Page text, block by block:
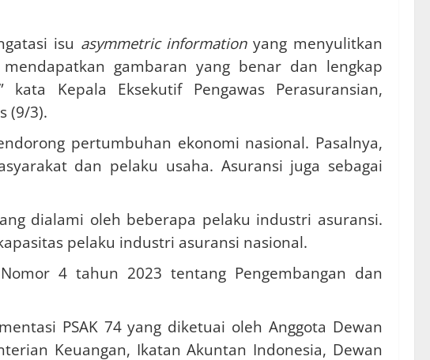
isu asymmetric informationyang menyulitkan
gambaran yang benar dan lengkap
Kepala Eksekutif Pengawas Perasuransian,
(9/3).
pertumbuhan ekonomi nasional. Pasalnya,
dan pelaku usaha. Asuransi juga sebagai
dialami oleh beberapa pelaku industri asuransi.
pelaku industri asuransi nasional.
4 tahun 2023 tentang Pengembangan dan
PSAK 74 yang diketuai oleh Anggota Dewan
Keuangan, Ikatan Akuntan Indonesia, Dewan